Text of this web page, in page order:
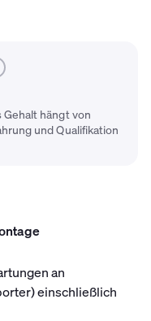
Gehalt hängt von
und Qualifikation
an
einschließlich